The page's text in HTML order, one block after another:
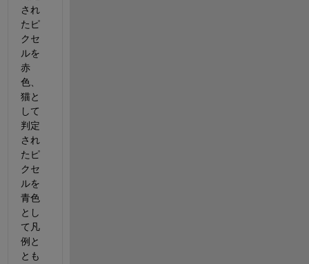
され
たピ
クセ
ルを
赤
色、
猫と
して
判定
され
たピ
クセ
ルを
青色
とし
て凡
例と
とも